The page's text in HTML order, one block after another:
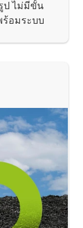
ป ไม่มีขั้น
ร้อมระบบ